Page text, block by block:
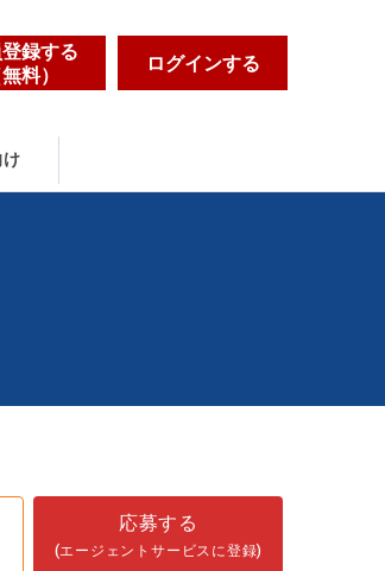
録する
無料）
ログインする
応募する
(エージェントサービスに登録)